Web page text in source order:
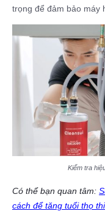
trọng để đảm bảo máy
Kiểm tra
Có thể bạn quan tâm:
cách để tăng tuổi thọ